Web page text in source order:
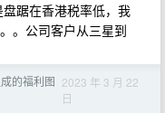
踞在香港税率低，我
。公司客户从三星到
的福利图 2023 年 3 月 22
日